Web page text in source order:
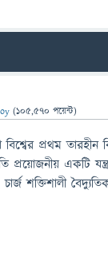
(105,570 পয়েন্ট)
প্রথম তারহীন
প্রয়োজনীয় একটি
শক্তিশালী